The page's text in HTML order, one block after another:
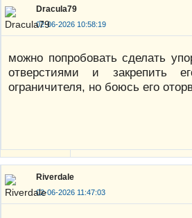
Dracula79
02-06-2026 10:58:19
можно попробовать сделать
отверстиями и закрепить
ограничителя, но боюсь его
Riverdale
02-06-2026 11:47:03